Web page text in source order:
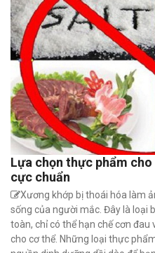
Lựa chọn thực phẩm
cực chuẩn
Xương khớp bị thoái hóa làm
sống của người mắc. Đây là loại
toàn, chỉ có thể hạn chế cơn
cho cơ thể. Những loại thực